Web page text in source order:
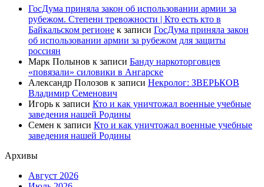
ГосДума приняла закон об использовании армии за
рубежом. Степени тревожности | Кто есть кто в
Байкальском регионе к записи ГосДума приняла закон
об использовании армии за рубежом для защиты
россиян
Марк Полынов к записи Банду наркоторговцев
«повязали» силовики в Ангарске
Александр Полозов к записи Некролог: ЗВЕРЬКОВ
Владимир Семенович
Игорь к записи Кто и как уничтожал военные учебные
заведения нашей Родины
Семен к записи Кто и как уничтожал военные учебные
заведения нашей Родины
Архивы
Август 2026